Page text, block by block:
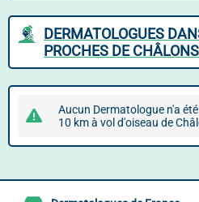
DERMATOLOGUES
PROCHES DE
Aucun Dermatologue n'a
10 km à vol d'oiseau de